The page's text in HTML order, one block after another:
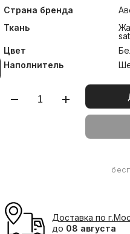
Страна бренда
Ткань
Цвет
Наполнитель
Доставка по
до 08 августа